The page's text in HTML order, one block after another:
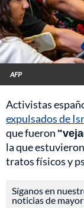
AFP
Activistas
expulsados de
que fueron
la que
tratos físicos y
Síganos en
noticias de